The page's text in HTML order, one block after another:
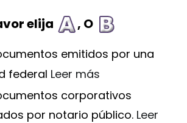
elija , O
emitidos por una
federal Leer más
corporativos
por notario público. Leer